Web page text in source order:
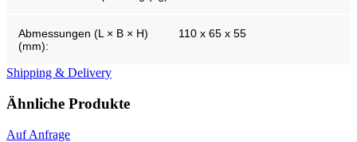
Abmessungen (L × B × H)
(mm):
110 x 65 x 55
Shipping & Delivery
Ähnliche Produkte
Auf Anfrage